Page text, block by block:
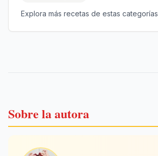
Explora más recetas de estas categorías
Sobre la autora